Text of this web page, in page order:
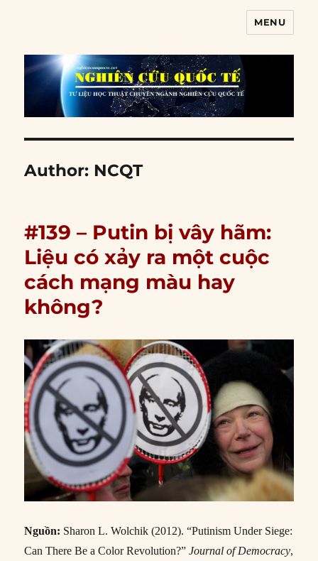
MENU
Author: NCQT
#139 – Putin bị vây hãm:
Liệu có xảy ra một cuộc
cách mạng màu hay
không?
Nguồn: Sharon L. Wolchik (2012). “Putinism Under Siege:
Can There Be a Color Revolution?”Journal of Democracy,